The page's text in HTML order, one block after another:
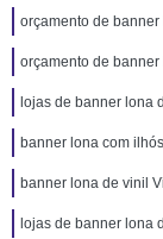
orçamento de
orçamento de
lojas de banner lona
banner lona com
banner lona de vinil
lojas de banner lona